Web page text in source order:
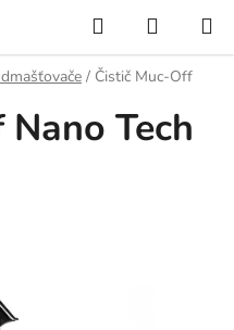
Hledat
KOŠÍK
/ Čistič Muc-Off
Tech